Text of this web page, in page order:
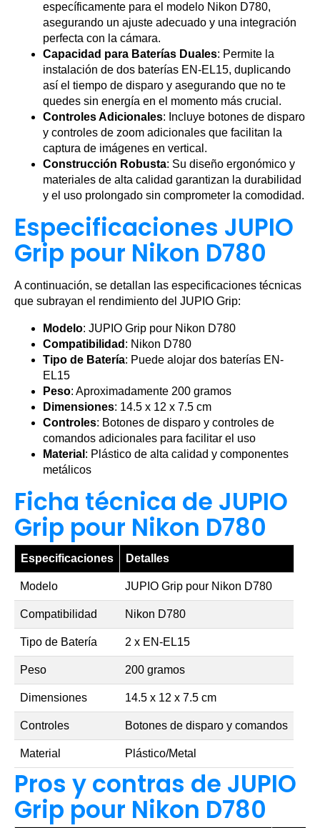
específicamente para el modelo Nikon D780,
asegurando un ajuste adecuado y una integración
perfecta con la cámara.
Capacidad para Baterías Duales: Permite la
instalación de dos baterías EN-EL15, duplicando
así el tiempo de disparo y asegurando que no te
quedes sin energía en el momento más crucial.
Controles Adicionales: Incluye botones de disparo
y controles de zoom adicionales que facilitan la
captura de imágenes en vertical.
Construcción Robusta: Su diseño ergonómico y
materiales de alta calidad garantizan la durabilidad
y el uso prolongado sin comprometer la comodidad.
Especificaciones JUPIO
Grip pour Nikon D780
A continuación, se detallan las especificaciones técnicas
que subrayan el rendimiento del JUPIO Grip:
Modelo: JUPIO Grip pour Nikon D780
Compatibilidad : Nikon D780
Tipo de Batería: Puede alojar dos baterías EN-
EL15
Peso: Aproximadamente 200 gramos
Dimensiones: 14.5 x 12 x 7.5 cm
Controles: Botones de disparo y controles de
comandos adicionales para facilitar el uso
Material : Plástico de alta calidad y componentes
metálicos
Ficha técnica de JUPIO
Grip pour Nikon D780
Especificaciones Detalles
Modelo JUPIO Grip pour Nikon D780
Compatibilidad Nikon D780
Tipo de Batería 2 x EN-EL15
Peso 200 gramos
Dimensiones 14.5 x 12 x 7.5 cm
Controles Botones de disparo y comandos
Material Plástico/Metal
Pros y contras de JUPIO
Grip pour Nikon D780